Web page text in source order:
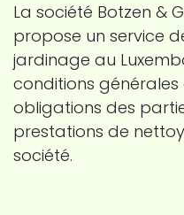
La société Botzen &
propose un service
jardinage au
conditions générales
obligations des
prestations de
société.